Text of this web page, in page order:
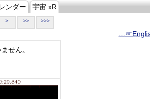
ンダー 宇宙 xR
> >> >>>
せん。